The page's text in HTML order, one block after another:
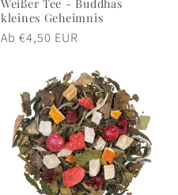
Weißer Tee - Buddhas
kleines Geheimnis
Normaler
Ab €4,50 EUR